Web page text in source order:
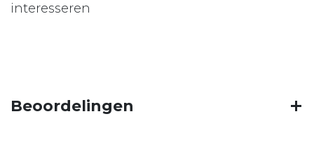
interesseren
Beoordelingen